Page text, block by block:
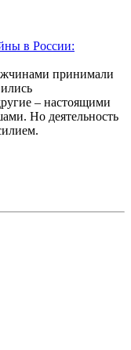
в России:
принимали
– настоящими
Но деятельность